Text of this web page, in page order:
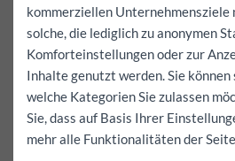
Kostenlose Leistungen:
Befestigungsgurte - können nur nach
Voraus zum Fahrzeug reserviert
Eine Verfügbarkeit kann nicht
Mietdauer / Kilometer
kommerziellen Unternehmensziele
solche, die lediglich zu anonymen
Komforteinstellungen oder zur
Inhalte genutzt werden. Sie
welche Kategorien Sie zulassen
Sie, dass auf Basis Ihrer
mehr alle Funktionalitäten der